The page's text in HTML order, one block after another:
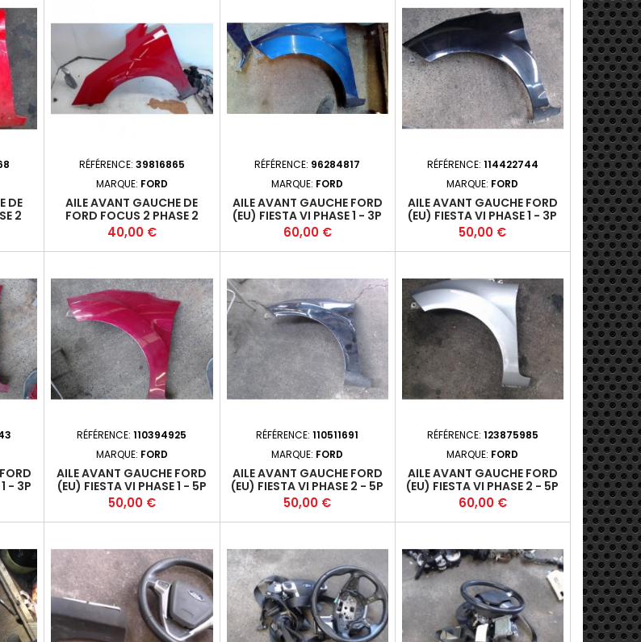
DE
2
RÉFÉRENCE: 39816865
MARQUE: FORD
AILE AVANT GAUCHE DE
FORD FOCUS 2 PHASE 2
Prix
40,00 €
RÉFÉRENCE: 96284817
MARQUE: FORD
AILE AVANT GAUCHE FORD
(EU) FIESTA VI PHASE 1 - 3P
2008-10-2012-11 +
Prix
60,00 €
RÉFÉRENCE: 114422744
MARQUE: FORD
AILE AVANT GAUCHE FORD
(EU) FIESTA VI PHASE 1 - 3P
2008-10-2012-11 +
Prix
50,00 €
- 3P
RÉFÉRENCE:110394925
MARQUE: FORD
AILE AVANT GAUCHE FORD
(EU) FIESTA VI PHASE 1 - 5P
2008-10-2012-11 +
Prix
50,00 €
RÉFÉRENCE:110511691
MARQUE: FORD
AILE AVANT GAUCHE FORD
(EU) FIESTA VI PHASE 2 - 5P
2012-11 +
Prix
50,00 €
RÉFÉRENCE: 123875985
MARQUE: FORD
AILE AVANT GAUCHE FORD
(EU) FIESTA VI PHASE 2 - 5P
2012-11+
Prix
60,00 €